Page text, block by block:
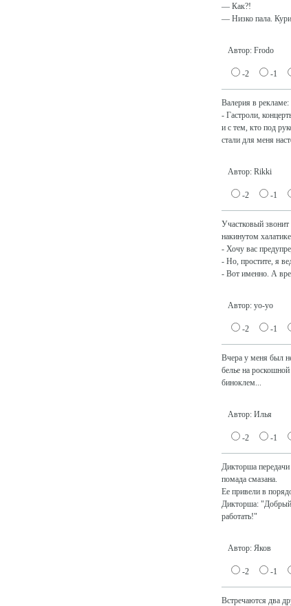
— Как?!
— Низко пала.
Автор: Frodo
-2 -1
Валерия в рекламе:
- Гастроли,
и с тем, кто под
стали для меня
Автор: Rikki
-2 -1
Участковый
накинутом
- Хочу вас
- Но, простите, я
- Вот именно. А
Автор: yo-yo
-2 -1
Вчера у меня был
белье на
биноклем...
Автор: Илья
-2 -1
Дикторша
помада смазана.
Ее привели в
Дикторша: "Добрый
работать!"
Автор: Яков
-2 -1
Встречаются два